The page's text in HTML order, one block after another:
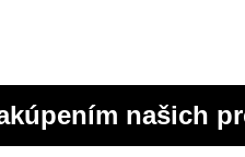
našich